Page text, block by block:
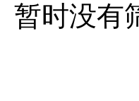
暂时没有